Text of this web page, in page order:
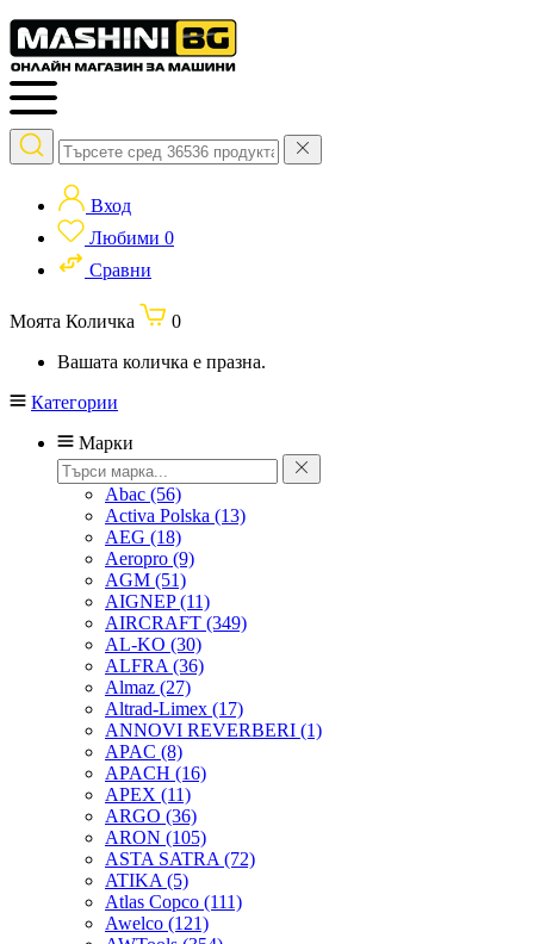
Вход
Любими 0
Сравни
Моята Количка
0
Вашата количка е празна.
Категории
Марки
Abac (56)
Activa Polska (13)
AEG (18)
Aeropro (9)
AGM (51)
AIGNEP(11)
AIRCRAFT (349)
AL-KO (30)
ALFRA (36)
Almaz (27)
Altrad-Limex (17)
ANNOVI REVERBERI (1)
APAC (8)
APACH (16)
APEX (11)
ARGO (36)
ARON (105)
ASTA SATRA (72)
ATIKA (5)
Atlas Copco (111)
Awelco (121)